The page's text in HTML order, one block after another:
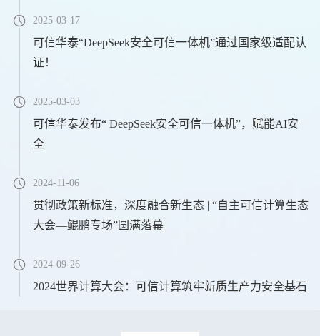
2025-03-17
可信华泰“DeepSeek安全可信一体机”通过国家级适配认
证！
2025-03-03
可信华泰发布“ DeepSeek安全可信一体机”，赋能AI安
全
2024-11-06
贯彻政策新标准，深度融合新生态 | “自主可信计算生态
大会—鲲鹏专场”圆满落幕
2024-09-26
2024世界计算大会：可信计算筑牢新质生产力安全基石